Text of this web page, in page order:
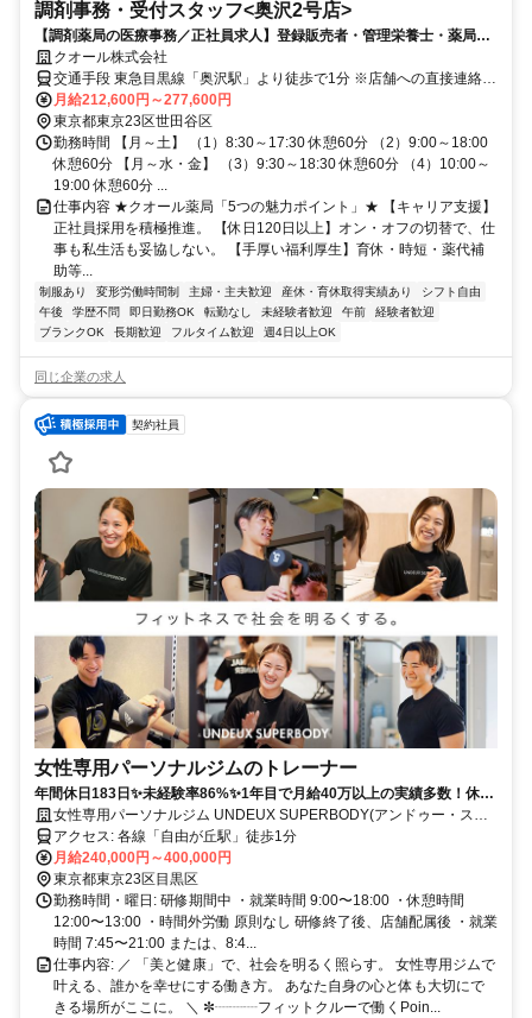
調剤事務・受付スタッフ<奥沢2号店>
【調剤薬局の医療事務／正社員求人】登録販売者・管理栄養士・薬局事
務などの資格を活かせる◎仕事とプライベートを両立できる職場◎長く
働ける環境を整備！
クオール株式会社
交通手段 東急目黒線「奥沢駅」より徒歩で1分 ※店舗への直接連絡は
ご遠慮ください
月給212,600円～277,600円
東京都東京23区世田谷区
勤務時間 【月～土】 （1）8:30～17:30 休憩60分 （2）9:00～18:00
休憩60分 【月～水・金】 （3）9:30～18:30 休憩60分 （4）10:00～
19:00 休憩60分 ...
仕事内容 ★クオール薬局「5つの魅力ポイント」★ 【キャリア支援】
正社員採用を積極推進。 【休日120日以上】オン・オフの切替で、仕
事も私生活も妥協しない。 【手厚い福利厚生】育休・時短・薬代補
助等...
制服あり 変形労働時間制 主婦・主夫歓迎 産休・育休取得実績あり
シフト自由
午後
学歴不問 即日勤務OK 転勤なし 未経験者歓迎 午前
経験者歓迎
ブランクOK
長期歓迎 フルタイム歓迎 週4日以上OK
同じ企業の求人
契約社員
女性専用パーソナルジムのトレーナー
年間休日183日✨未経験率86%✨1年目で月給40万以上の実績多数！休み
も、あなたの成長も、全力サポート！
女性専用パーソナルジム UNDEUX SUPERBODY(アンドゥー・スー
パーボディ)アクセス: 各線「自由が丘駅」徒歩1分
月給240,000円～400,000円
東京都東京23区目黒区
勤務時間・曜日: 研修期間中 ・就業時間 9:00〜18:00 ・休憩時間
12:00〜13:00 ・時間外労働 原則なし 研修終了後、店舗配属後 ・就業
時間 7:45〜21:00 または、8:4...
仕事内容: ／ 「美と健康」で、社会を明るく照らす。 女性専用ジムで
叶える、誰かを幸せにする働き方。 あなた自身の心と体も大切にで
きる場所がここに。 ＼ ✼┈┈┈フィットクルーで働くPoin...